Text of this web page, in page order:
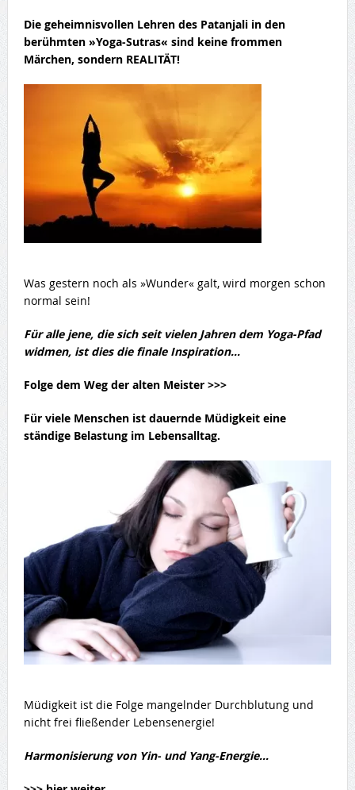
Die geheimnisvollen Lehren des Patanjali in den
berühmten »Yoga-Sutras« sind keine frommen
Märchen, sondern REALITÄT!
Was gestern noch als »Wunder« galt, wird morgen schon
normal sein!
Für alle jene, die sich seit vielen Jahren dem Yoga-Pfad
widmen, ist dies die finale Inspiration…
Folge dem Weg der alten Meister >>>
Für viele Menschen ist dauernde Müdigkeit eine
ständige Belastung im Lebensalltag.
Müdigkeit ist die Folge mangelnder Durchblutung und
nicht frei fließender Lebensenergie!
Harmonisierung von Yin- und Yang-Energie…